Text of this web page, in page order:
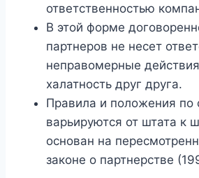
ответственностью
В этой форме
партнеров не несет
неправомерные
халатность друг друга.
Правила и положения по
варьируются от штата к
основан на
законе о партнерстве